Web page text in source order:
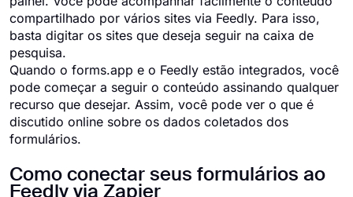
compartilhado por vários sites via Feedly. Para isso,
basta digitar os sites que deseja seguir na caixa de
pesquisa.
Quando o forms.app e o Feedly estão integrados, você
pode começar a seguir o conteúdo assinando qualquer
recurso que desejar. Assim, você pode ver o que é
discutido online sobre os dados coletados dos
formulários.
Como conectar seus formulários ao
Feedly via Zapier